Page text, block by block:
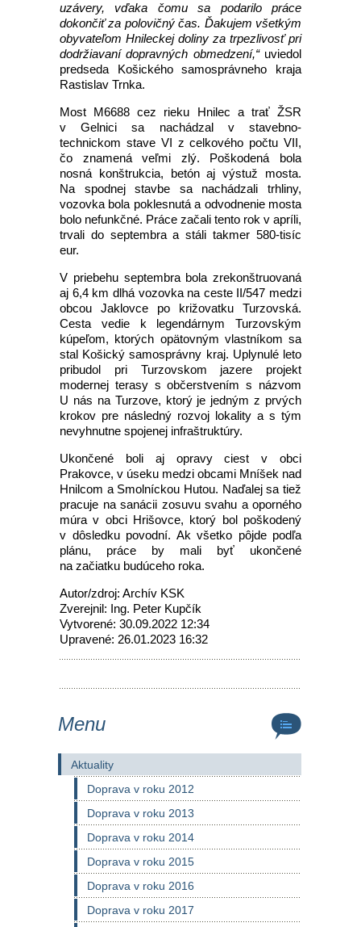
uzávery, vďaka čomu sa podarilo práce
dokončiť za polovičný čas. Ďakujem všetkým
obyvateľom Hnileckej doliny za trpezlivosť pri
dodržiavaní dopravných obmedzení,“uviedol
predseda Košického samosprávneho kraja
Rastislav Trnka.
Most M6688 cez rieku Hnilec a trať ŽSR
v Gelnici sa nachádzal v stavebno-
technickom stave VI z celkového počtu VII,
čo znamená veľmi zlý. Poškodená bola
nosná konštrukcia, betón aj výstuž mosta.
Na spodnej stavbe sa nachádzali trhliny,
vozovka bola poklesnutá a odvodnenie mosta
bolo nefunkčné. Práce začali tento rok v apríli,
trvali do septembra a stáli takmer 580-tisíc
eur.
V priebehu septembra bola zrekonštruovaná
aj 6,4 km dlhá vozovka na ceste II/547 medzi
obcou Jaklovce po križovatku Turzovská.
Cesta vedie k legendárnym Turzovským
kúpeľom, ktorých opätovným vlastníkom sa
stal Košický samosprávny kraj. Uplynulé leto
pribudol pri Turzovskom jazere projekt
modernej terasy s občerstvením s názvom
U nás na Turzove, ktorý je jedným z prvých
krokov pre následný rozvoj lokality a s tým
nevyhnutne spojenej infraštruktúry.
Ukončené boli aj opravy ciest v obci
Prakovce, v úseku medzi obcami Mníšek nad
Hnilcom a Smolníckou Hutou. Naďalej sa tiež
pracuje na sanácii zosuvu svahu a oporného
múra v obci Hrišovce, ktorý bol poškodený
v dôsledku povodní. Ak všetko pôjde podľa
plánu, práce by mali byť ukončené
na začiatku budúceho roka.
Autor/zdroj: Archív KSK
Zverejnil: Ing. Peter Kupčík
Vytvorené: 30.09.2022 12:34
Upravené: 26.01.2023 16:32
Menu
Aktuality
Doprava v roku 2012
Doprava v roku 2013
Doprava v roku 2014
Doprava v roku 2015
Doprava v roku 2016
Doprava v roku 2017